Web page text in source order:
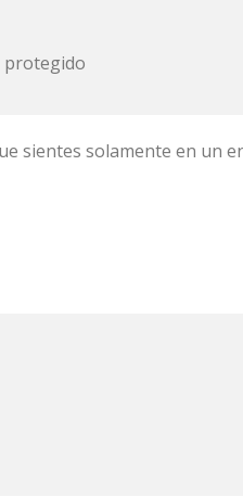
protegido
sientes solamente en un